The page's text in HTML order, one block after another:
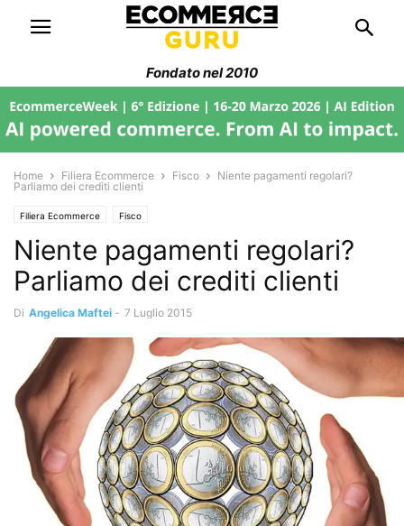
Fondato nel 2010
Home Filiera Ecommerce Fisco
Niente pagamenti regolari?
Parliamo dei crediti clienti
Filiera Ecommerce Fisco
Niente pagamenti regolari?
Parliamo dei crediti clienti
Di Angelica Maftei - 7 Luglio 2015